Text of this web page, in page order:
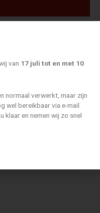
van 17 juli tot en met 10
normaal verwerkt, maar zijn
wel bereikbaar via e-mail.
klaar en nemen wij zo snel